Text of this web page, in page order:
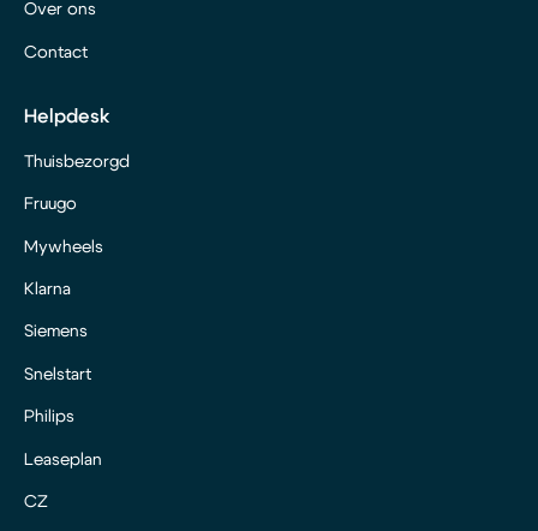
Over ons
Contact
Helpdesk
Thuisbezorgd
Fruugo
Mywheels
Klarna
Siemens
Snelstart
Philips
Leaseplan
CZ